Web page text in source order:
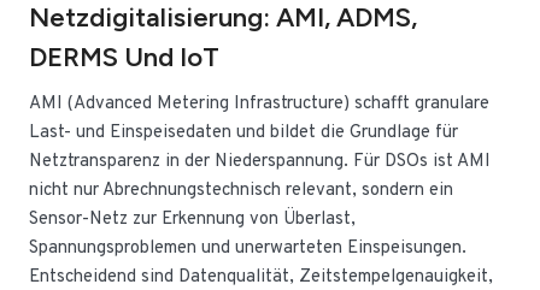
Netzdigitalisierung: AMI, ADMS,
DERMS Und IoT
AMI (Advanced Metering Infrastructure) schafft granulare
Last- und Einspeisedaten und bildet die Grundlage für
Netztransparenz in der Niederspannung. Für DSOs ist AMI
nicht nur Abrechnungstechnisch relevant, sondern ein
Sensor-Netz zur Erkennung von Überlast,
Spannungsproblemen und unerwarteten Einspeisungen.
Entscheidend sind Datenqualität, Zeitstempelgenauigkeit,